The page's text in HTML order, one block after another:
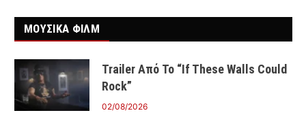
ΜΟΥΣΙΚΑ ΦΙΛΜ
Trailer Από Το “If These Walls Could
Rock”
02/08/2026